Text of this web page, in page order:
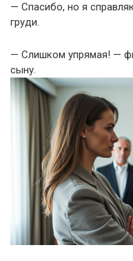
— Спасибо, но я
груди.
— Слишком упрямая! —
сыну.